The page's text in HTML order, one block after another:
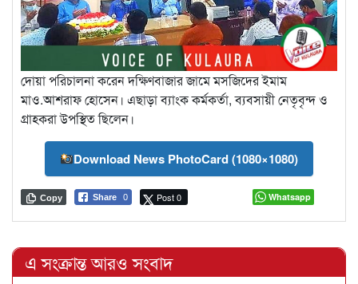
দোয়া পরিচালনা করেন দক্ষিণবাজার জামে মসজিদের ইমাম
মাও.আশরাফ হোসেন। এছাড়া ব্যাংক কর্মকর্তা, ব্যবসায়ী নেতৃবৃন্দ ও
গ্রাহকরা উপস্থিত ছিলেন।
Download News PhotoCard (1080×1080)
Share 0 Post 0
Copy Whatsapp
এ সংক্রান্ত আরও সংবাদ